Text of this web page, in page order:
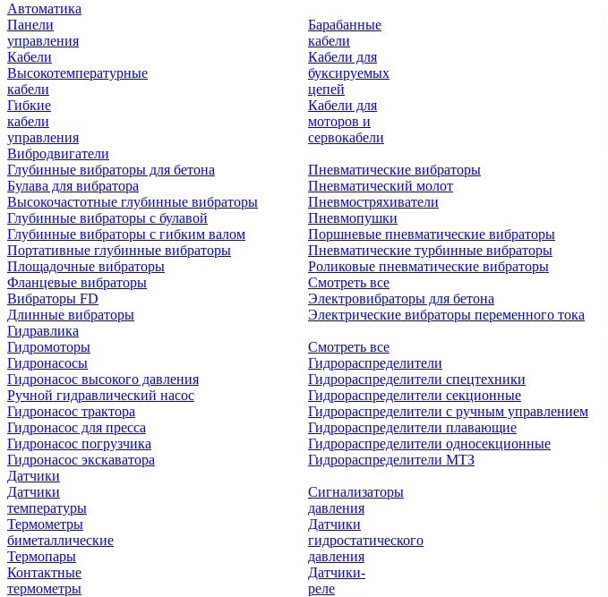
Автоматика
Панели
управления
Кабели
Высокотемпературные
кабели
Гибкие
кабели
управления
Барабанные
кабели
Кабели для
буксируемых
цепей
Кабели для
моторов и
сервокабели
Вибродвигатели
Глубинные вибраторы для бетона
Булава для вибратора
Высокочастотные глубинные вибраторы
Глубинные вибраторы с булавой
Глубинные вибраторы с гибким валом
Портативные глубинные вибраторы
Площадочные вибраторы
Фланцевые вибраторы
Вибраторы FD
Длинные вибраторы
Пневматические вибраторы
Пневматический молот
Пневмостряхиватели
Пневмопушки
Поршневые пневматические вибраторы
Пневматические турбинные вибраторы
Роликовые пневматические вибраторы
Смотреть все
Электровибраторы для бетона
Электрические вибраторы переменного тока
Гидравлика
Гидромоторы
Гидронасосы
Гидронасос высокого давления
Ручной гидравлический насос
Гидронасос трактора
Гидронасос для пресса
Гидронасос погрузчика
Гидронасос экскаватора
Смотреть все
Гидрораспределители
Гидрораспределители спецтехники
Гидрораспределители секционные
Гидрораспределители с ручным управлением
Гидрораспределители плавающие
Гидрораспределители односекционные
Гидрораспределители МТЗ
Датчики
Датчики
температуры
Термометры
биметаллические
Термопары
Контактные
термометры
Сигнализаторы
давления
Датчики
гидростатического
давления
Датчики-
реле